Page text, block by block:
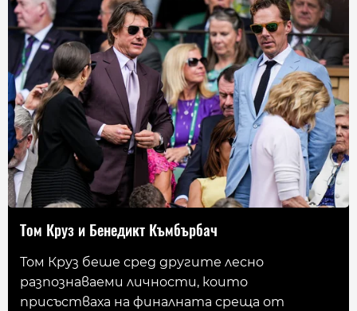
Том Круз и Бенедикт Къмбърбач
Том Круз беше сред другите лесно
разпознаваеми личности, които
присъстваха на финалната среща от